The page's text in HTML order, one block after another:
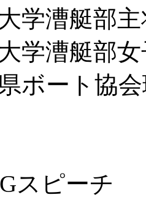
学漕艇部
学漕艇部
ボート協
スピーチ